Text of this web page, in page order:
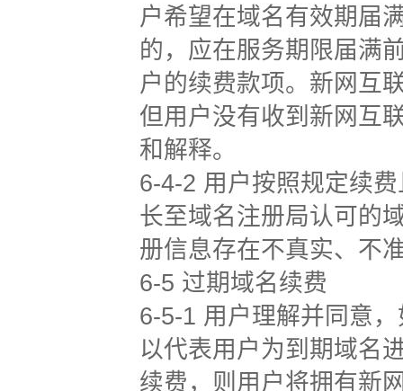
户希望在域名有效期届
的，应在服务期限届满
户的续费款项。新网互
但用户没有收到新网互
和解释。
6-4-2 用户按照规定续
长至域名注册局认可的
册信息存在不真实、不
6-5 过期域名续费
6-5-1 用户理解并同意
以代表用户为到期域名
续费，则用户将拥有新